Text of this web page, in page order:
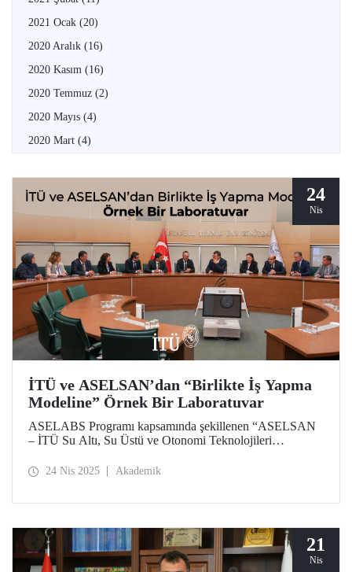
2021 Ocak (20)
2020 Aralık (16)
2020 Kasım (16)
2020 Temmuz (2)
2020 Mayıs (4)
2020 Mart (4)
24
Nis
İTÜ ve ASELSAN’dan “Birlikte İş Yapma
Modeline” Örnek Bir Laboratuvar
ASELABS Programı kapsamında şekillenen “ASELSAN
– İTÜ Su Altı, Su Üstü ve Otonomi Teknolojileri
2025 tarihinde hayata geçti.
24 Nis 2025 Akademik
21
Nis